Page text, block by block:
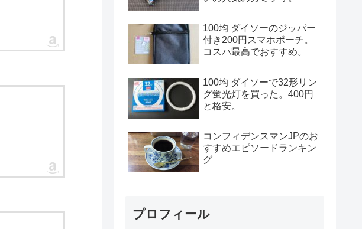
100均 ダイソーのジッパー
付き200円スマホポーチ。
コスパ最高でおすすめ。
100均 ダイソーで32形リン
グ蛍光灯を買った。400円
と格安。
コンフィデンスマンJPのお
すすめエピソードランキン
グ
プロフィール